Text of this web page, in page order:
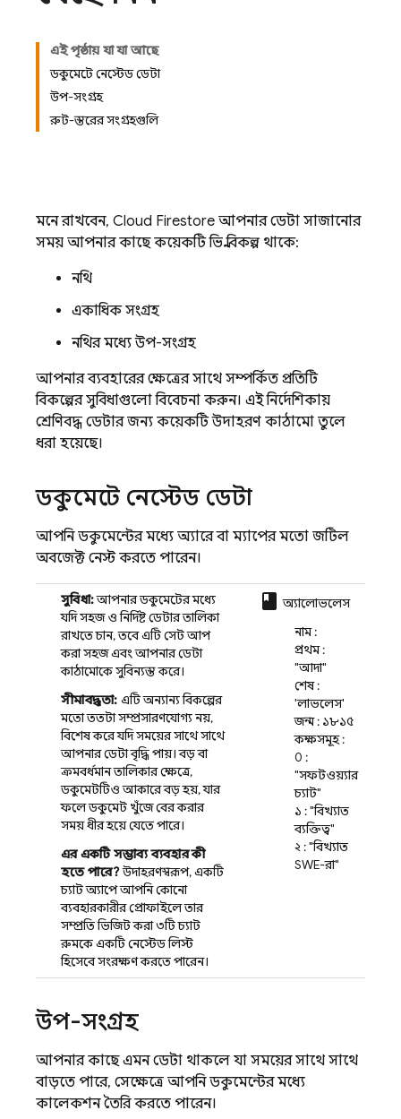
এই পৃষ্ঠায় যা যা আছে
ডকুমেন্টে নেস্টেড ডেটা
উপ-সংগ্রহ
রুট-স্তরের সংগ্রহগুলি
মনে রাখবেন, Cloud Firestore আপনার ডেটা সাজানোর
সময় আপনার কাছে কয়েকটি ভিন্ন বিকল্প থাকে:
নথি
একাধিক সংগ্রহ
নথির মধ্যে উপ-সংগ্রহ
আপনার ব্যবহারের ক্ষেত্রের সাথে সম্পর্কিত প্রতিটি
বিকল্পের সুবিধাগুলো বিবেচনা করুন। এই নির্দেশিকায়
শ্রেণিবদ্ধ ডেটার জন্য কয়েকটি উদাহরণ কাঠামো তুলে
ধরা হয়েছে।
ডকুমেন্টে নেস্টেড ডেটা
আপনি ডকুমেন্টের মধ্যে অ্যারে বা ম্যাপের মতো জটিল
অবজেক্ট নেস্ট করতে পারেন।
সুবিধা:আপনার ডকুমেন্টের মধ্যে
যদি সহজ ও নির্দিষ্ট ডেটার তালিকা
রাখতে চান, তবে এটি সেট আপ
করা সহজ এবং আপনার ডেটা
কাঠামোকে সুবিন্যস্ত করে।
সীমাবদ্ধতা: এটি অন্যান্য বিকল্পের
মতো ততটা সম্প্রসারণযোগ্য নয়,
বিশেষ করে যদি সময়ের সাথে সাথে
আপনার ডেটা বৃদ্ধি পায়। বড় বা
ক্রমবর্ধমান তালিকার ক্ষেত্রে,
ডকুমেন্টটিও আকারে বড় হয়, যার
ফলে ডকুমেন্ট খুঁজে বের করার
সময় ধীর হয়ে যেতে পারে।
এর একটি সম্ভাব্য ব্যবহার কী
হতে পারে?উদাহরণস্বরূপ, একটি
চ্যাট অ্যাপে আপনি কোনো
ব্যবহারকারীর প্রোফাইলে তার
সম্প্রতি ভিজিট করা ৩টি চ্যাট
রুমকে একটি নেস্টেড লিস্ট
হিসেবে সংরক্ষণ করতে পারেন।
class
অ্যালোভলেস
নাম :
প্রথম :
"আদা"
শেষ :
'লাভলেস'
জন্ম : ১৮১৫
কক্ষসমূহ :
0 :
"সফটওয়্যার
চ্যাট"
১ : "বিখ্যাত
ব্যক্তিত্ব"
২ : "বিখ্যাত
SWE-রা"
উপ-সংগ্রহ
আপনার কাছে এমন ডেটা থাকলে যা সময়ের সাথে সাথে
বাড়তে পারে, সেক্ষেত্রে আপনি ডকুমেন্টের মধ্যে
কালেকশন তৈরি করতে পারেন।